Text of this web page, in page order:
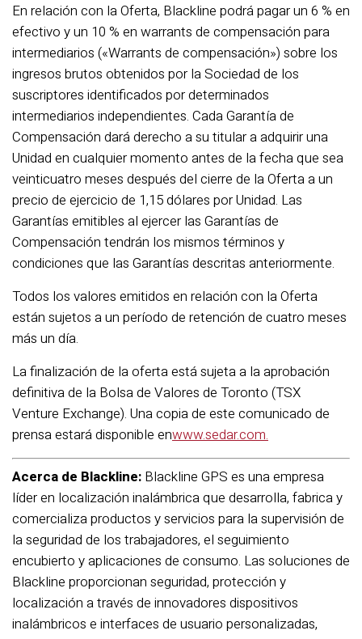
En relación con la Oferta, Blackline podrá pagar un 6 % en
efectivo y un 10 % en warrants de compensación para
intermediarios («Warrants de compensación») sobre los
ingresos brutos obtenidos por la Sociedad de los
suscriptores identificados por determinados
intermediarios independientes. Cada Garantía de
Compensación dará derecho a su titular a adquirir una
Unidad en cualquier momento antes de la fecha que sea
veinticuatro meses después del cierre de la Oferta a un
precio de ejercicio de 1,15 dólares por Unidad. Las
Garantías emitibles al ejercer las Garantías de
Compensación tendrán los mismos términos y
condiciones que las Garantías descritas anteriormente.
Todos los valores emitidos en relación con la Oferta
están sujetos a un período de retención de cuatro meses
más un día.
La finalización de la oferta está sujeta a la aprobación
definitiva de la Bolsa de Valores de Toronto (TSX
Venture Exchange). Una copia de este comunicado de
prensa estará disponible enwww.sedar.com.
Acerca de Blackline: Blackline GPS es una empresa
líder en localización inalámbrica que desarrolla, fabrica y
comercializa productos y servicios para la supervisión de
la seguridad de los trabajadores, el seguimiento
encubierto y aplicaciones de consumo. Las soluciones de
Blackline proporcionan seguridad, protección y
localización a través de innovadores dispositivos
inalámbricos e interfaces de usuario personalizadas,